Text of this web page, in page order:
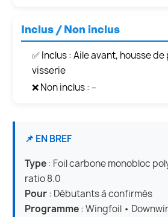
Inclus / Non inclus
✅ Inclus : Aile avant, housse
visserie
❌ Non inclus : –
📌 EN BREF
Type: Foil carbone monobloc
ratio 8.0
Pour: Débutants à confirmés
Programme: Wingfoil •